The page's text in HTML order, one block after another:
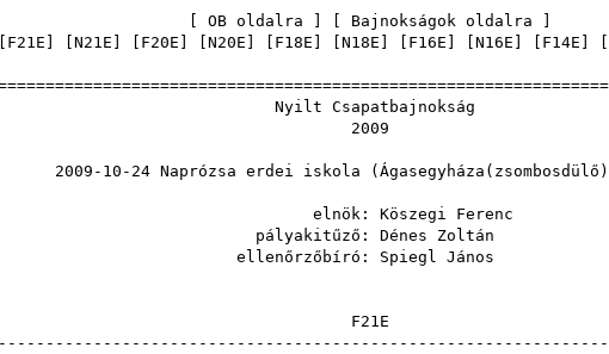
OB oldalra Bajnokságok oldalra
F21E N21E F20E N20E F18E N18E F16E N16E F14E
Naprózsa erdei iskola
Köszegi Ferenc
Dénes Zoltán
Spiegl János